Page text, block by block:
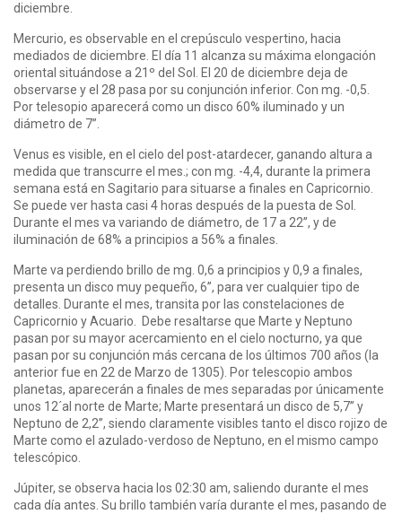
diciembre.
Mercurio, es observable en el crepúsculo vespertino, hacia
mediados de diciembre. El día 11 alcanza su máxima elongación
oriental situándose a 21º del Sol. El 20 de diciembre deja de
observarse y el 28 pasa por su conjunción inferior. Con mg. -0,5.
Por telesopio aparecerá como un disco 60% iluminado y un
diámetro de 7”.
Venus es visible, en el cielo del post-atardecer, ganando altura a
medida que transcurre el mes.; con mg. -4,4, durante la primera
semana está en Sagitario para situarse a finales en Capricornio.
Se puede ver hasta casi 4 horas después de la puesta de Sol.
Durante el mes va variando de diámetro, de 17 a 22”, y de
iluminación de 68% a principios a 56% a finales.
Marte va perdiendo brillo de mg. 0,6 a principios y 0,9 a finales,
presenta un disco muy pequeño, 6”, para ver cualquier tipo de
detalles. Durante el mes, transita por las constelaciones de
Capricornio y Acuario. Debe resaltarse que Marte y Neptuno
pasan por su mayor acercamiento en el cielo nocturno, ya que
pasan por su conjunción más cercana de los últimos 700 años (la
anterior fue en 22 de Marzo de 1305). Por telescopio ambos
planetas, aparecerán a finales de mes separadas por únicamente
unos 12´al norte de Marte; Marte presentará un disco de 5,7” y
Neptuno de 2,2”, siendo claramente visibles tanto el disco rojizo de
Marte como el azulado-verdoso de Neptuno, en el mismo campo
telescópico.
Júpiter, se observa hacia los 02:30 am, saliendo durante el mes
cada día antes. Su brillo también varía durante el mes, pasando de